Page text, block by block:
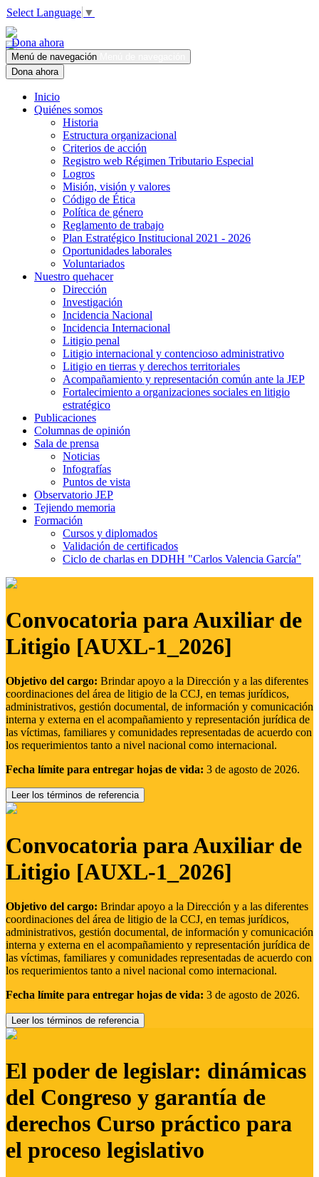
Select Language ▼
Dona ahora
Menú de navegación
Dona ahora
Inicio
Quiénes somos
Historia
Estructura organizacional
Criterios de acción
Registro web Régimen Tributario Especial
Logros
Misión, visión y valores
Código de Ética
Política de género
Reglamento de trabajo
Plan Estratégico Institucional 2021 - 2026
Oportunidades laborales
Voluntariados
Nuestro quehacer
Dirección
Investigación
Incidencia Nacional
Incidencia Internacional
Litigio penal
Litigio internacional y contencioso administrativo
Litigio en tierras y derechos territoriales
Acompañamiento y representación común ante la JEP
Fortalecimiento a organizaciones sociales en litigio
estratégico
Publicaciones
Columnas de opinión
Sala de prensa
Noticias
Infografías
Puntos de vista
Observatorio JEP
Tejiendo memoria
Formación
Cursos y diplomados
Validación de certificados
Ciclo de charlas en DDHH "Carlos Valencia García"
Convocatoria para Auxiliar de
Litigio [AUXL-1_2026]
Objetivo del cargo: Brindar apoyo a la Dirección y a las diferentes
coordinaciones del área de litigio de la CCJ, en temas jurídicos,
administrativos, gestión documental, de información y comunicación
interna y externa en el acompañamiento y representación jurídica de
las víctimas, familiares y comunidades representadas de acuerdo con
los requerimientos tanto a nivel nacional como internacional.
Fecha límite para entregar hojas de vida: 3 de agosto de 2026.
Leer los términos de referencia
Convocatoria para Auxiliar de
Litigio [AUXL-1_2026]
Objetivo del cargo: Brindar apoyo a la Dirección y a las diferentes
coordinaciones del área de litigio de la CCJ, en temas jurídicos,
administrativos, gestión documental, de información y comunicación
interna y externa en el acompañamiento y representación jurídica de
las víctimas, familiares y comunidades representadas de acuerdo con
los requerimientos tanto a nivel nacional como internacional.
Fecha límite para entregar hojas de vida: 3 de agosto de 2026.
Leer los términos de referencia
El poder de legislar: dinámicas
del Congreso y garantía de
derechos Curso práctico para
el proceso legislativo